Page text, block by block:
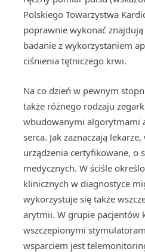
Polskiego Towarzystwa
poprawnie wykonać znajdują
badanie z wykorzystaniem
ciśnienia tętniczego krwi.
Na co dzień w pewnym
także różnego rodzaju
wbudowanymi algorytmami
serca. Jak zaznaczają
urządzenia certyfikowane, o
medycznych. W ściśle
klinicznych w diagnostyce
wykorzystuje się także
arytmii. W grupie pacjentów
wszczepionymi
wsparciem jest